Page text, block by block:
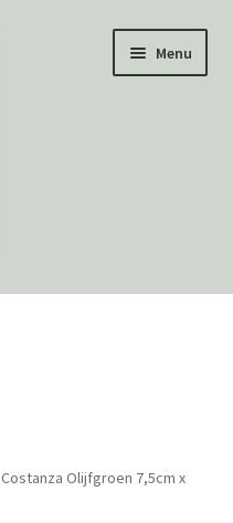
Menu
Costanza Olijfgroen 7,5cm x